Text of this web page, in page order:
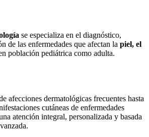
se especializa en el diagnóstico,
de las enfermedades que afectan la piel, el
población pediátrica como adulta.
afecciones dermatológicas frecuentes hasta
cutáneas de enfermedades
atención integral, personalizada y basada